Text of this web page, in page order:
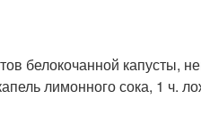
белокочанной капусты,
лимонного сока, 1 ч.